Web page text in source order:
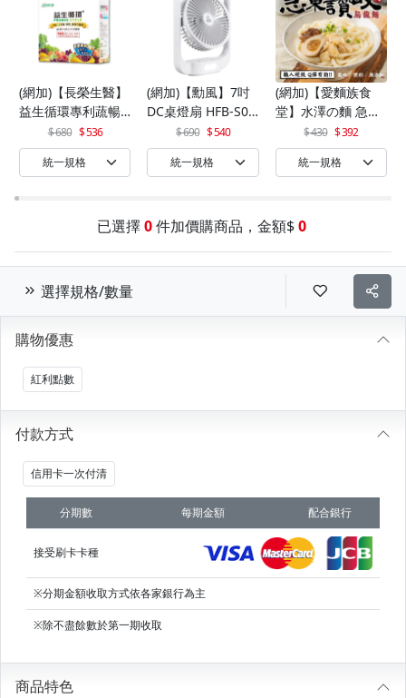
(網加)【長榮生醫】
益生循環專利蔬暢
配方輕體順暢(30包/
盒)x1
680 536
(網加)【勳風】7吋
DC桌燈扇 HFB-S06
690 540
(網加)【愛麵族食
堂】水澤の麵 急凍
讚岐烏龍麵 200gx5
入(袋)*2組(10入)
430 392
已選擇 0 件加價購商品，金額$ 0
選擇規格/數量
購物優惠
紅利點數
付款方式
信用卡一次付清
分期數 每期金額 配合銀行
接受刷卡卡種
※分期金額收取方式依各家銀行為主
※除不盡餘數於第一期收取
商品特色